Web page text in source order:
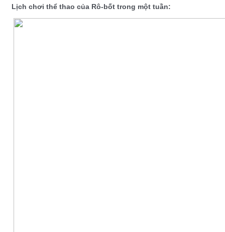
Lịch chơi thể thao của Rô-bốt trong một tuần: